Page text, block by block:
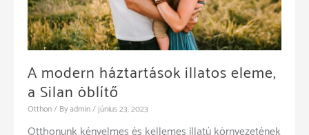
A modern háztartások illatos eleme,
a Silan öblítő
Otthon/ Byadmin/június 23, 2023